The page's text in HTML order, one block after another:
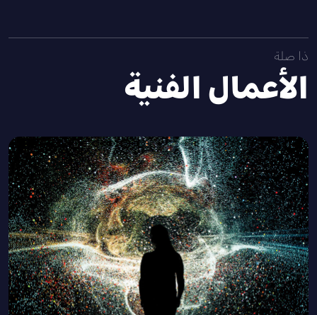
ذا صلة
الأعمال الفنية